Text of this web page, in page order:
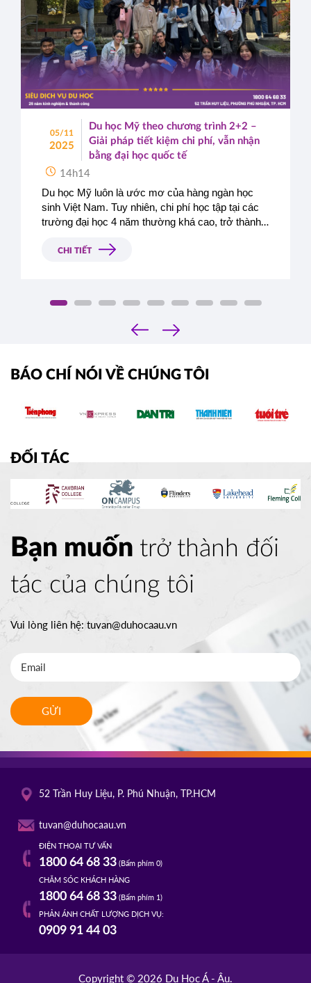
05/11
2025
Du học Mỹ theo chương trình 2+2 –
Giải pháp tiết kiệm chi phí, vẫn nhận
bằng đại học quốc tế
14h14
Du học Mỹ luôn là ước mơ của hàng ngàn học
sinh Việt Nam. Tuy nhiên, chi phí học tập tại các
trường đại học 4 năm thường khá cao, trở thành
Giữa bối cảnh đó,
CHI TIẾT
‹
›
BÁO CHÍ NÓI VỀ CHÚNG TÔI
ĐỐI TÁC
Bạn muốn trở thành đối
tác của chúng tôi
Vui lòng liên hệ:tuvan@duhocaau.vn
GỬI
52 Trần Huy Liệu, P. Phú Nhuận, TP.HCM
tuvan@duhocaau.vn
ĐIỆN THOẠI TƯ VẤN
1800 64 68 33(Bấm phím 0)
CHĂM SÓC KHÁCH HÀNG
1800 64 68 33(Bấm phím 1)
PHẢN ÁNH CHẤT LƯỢNG DỊCH VỤ:
0909 91 44 03
Copyright © 2026 Du Học Á - Âu.